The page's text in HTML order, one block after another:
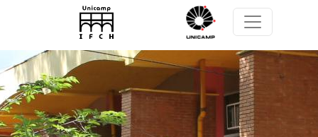
Pular para o conteúdo principal